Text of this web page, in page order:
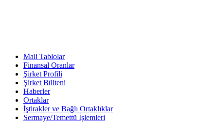
Mali Tablolar
Finansal Oranlar
Şirket Profili
Şirket Bülteni
Haberler
Ortaklar
İştirakler ve Bağlı Ortaklıklar
Sermaye/Temettü İşlemleri